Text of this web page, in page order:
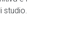
studio.